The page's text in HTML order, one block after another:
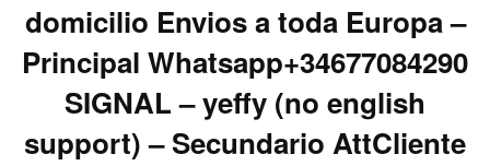
domicilio Envios a toda Europa –
Principal Whatsapp+34677084290
SIGNAL – yeffy (no english
support) – Secundario AttCliente